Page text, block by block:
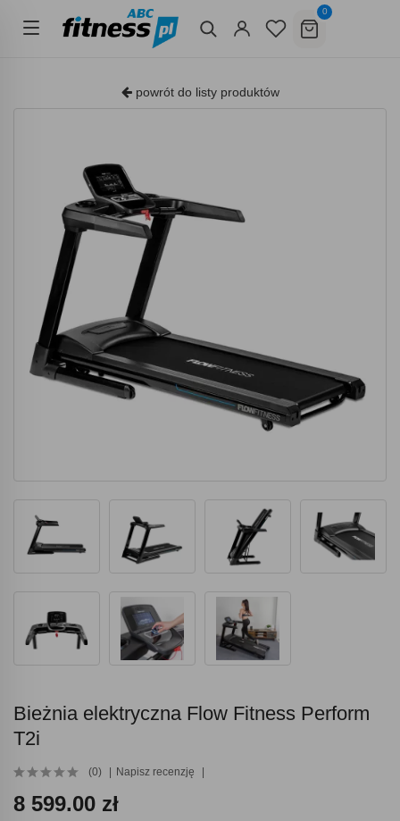
0
powrót do listy produktów
Bieżnia elektryczna Flow Fitness Perform
T2i
(0) Napisz recenzję
8 599.00 zł